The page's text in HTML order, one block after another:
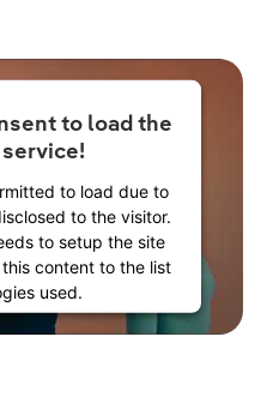
to load the
to load due to
to the visitor.
to setup the site
content to the list
used.
Consent